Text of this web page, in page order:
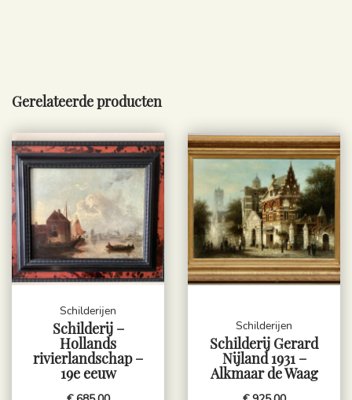
Gerelateerde producten
Schilderijen
Schilderij –
Hollands
rivierlandschap –
19e eeuw
Schilderijen
Schilderij Gerard
Nijland 1931 –
Alkmaar de Waag